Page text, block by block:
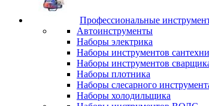
Профессиональные
Автоинструменты
Наборы электрика
Наборы инструментов
Наборы инструментов
Наборы плотника
Наборы слесарного
Наборы холодильщика